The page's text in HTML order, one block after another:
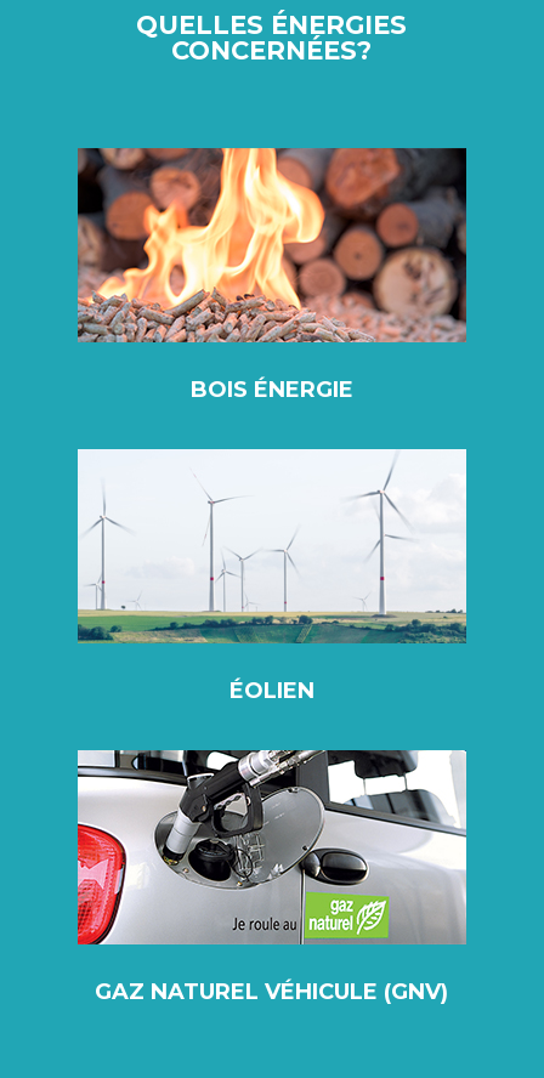
QUELLES ÉNERGIES
CONCERNÉES?
BOIS ÉNERGIE
ÉOLIEN
GAZ NATUREL VÉHICULE (GNV)